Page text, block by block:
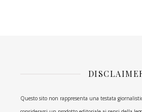
Questo sito non rappresenta una testata